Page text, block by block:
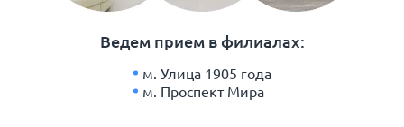
Ведем прием в филиалах:
м. Улица 1905 года
м. Проспект Мира